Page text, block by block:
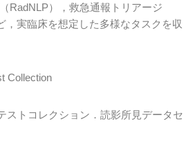
RadNLP），救急通報トリアージ
，実臨床を想定した多様なタスクを収
Collection
ストコレクション．読影所見データセ